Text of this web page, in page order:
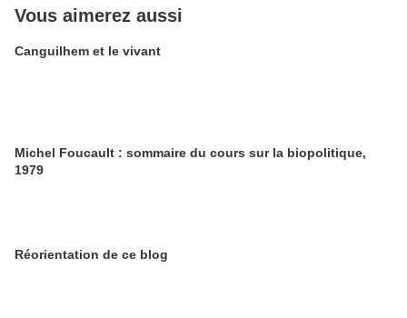
Vous aimerez aussi
Canguilhem et le vivant
Michel Foucault : sommaire du cours sur la biopolitique,
1979
Réorientation de ce blog